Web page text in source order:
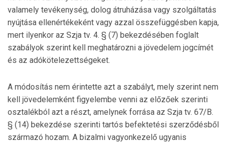
valamely tevékenység, dolog átruházása vagy szolgáltatás
nyújtása ellenértékeként vagy azzal összefüggésben kapja,
mert ilyenkor az Szja tv. 4. § (7) bekezdésében foglalt
szabályok szerint kell meghatározni a jövedelem jogcímét
és az adókötelezettségeket.
A módosítás nem érintette azt a szabályt, mely szerint nem
kell jövedelemként figyelembe venni az előzőek szerinti
osztalékból azt a részt, amelynek forrása az Szja tv. 67/B.
§ (14) bekezdése szerinti tartós befektetési szerződésből
származó hozam. A bizalmi vagyonkezelő ugyanis